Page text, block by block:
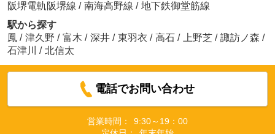
阪堺電軌阪堺線 / 南海高野線 / 地下鉄御堂筋線
駅から探す
鳳 / 津久野 / 富木 / 深井 / 東羽衣 / 高石 / 上野芝 / 諏訪ノ森 /
石津川
/ 北信太
電話でお問い合わせ
営業時間：
9:30～19：00